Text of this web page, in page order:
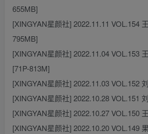
655MB]
[XINGYAN星颜社] 2022.11.11 VOL.154
795MB]
[XINGYAN星颜社] 2022.11.04 VOL.153
[71P-813M]
[XINGYAN星颜社] 2022.11.03 VOL.152
[XINGYAN星颜社] 2022.10.28 VOL.151
[XINGYAN星颜社] 2022.10.27 VOL.150
[XINGYAN星颜社] 2022.10.20 VOL.149